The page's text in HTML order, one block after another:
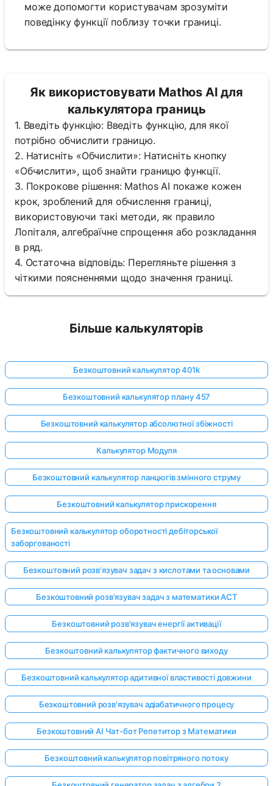
може допомогти користувачам зрозуміти
поведінку функції поблизу точки границі.
Як використовувати Mathos AI для
калькулятора границь
1. Введіть функцію: Введіть функцію, для якої
потрібно обчислити границю.
2. Натисніть «Обчислити»: Натисніть кнопку
«Обчислити», щоб знайти границю функції.
3. Покрокове рішення: Mathos AI покаже кожен
крок, зроблений для обчислення границі,
використовуючи такі методи, як правило
Лопіталя, алгебраїчне спрощення або розкладання
в ряд.
4. Остаточна відповідь: Перегляньте рішення з
чіткими поясненнями щодо значення границі.
Більше калькуляторів
Безкоштовний калькулятор 401k
Безкоштовний калькулятор плану 457
Безкоштовний калькулятор абсолютної збіжності
Калькулятор Модуля
Безкоштовний калькулятор ланцюгів змінного струму
Безкоштовний калькулятор прискорення
Безкоштовний калькулятор оборотності дебіторської
заборгованості
Безкоштовний розв'язувач задач з кислотами та основами
Безкоштовний розв'язувач задач з математики ACT
Безкоштовний розв'язувач енергії активації
Безкоштовний калькулятор фактичного виходу
Безкоштовний калькулятор адитивної властивості довжини
Безкоштовний розв'язувач адіабатичного процесу
Безкоштовний AI Чат-бот Репетитор з Математики
Безкоштовний калькулятор повітряного потоку